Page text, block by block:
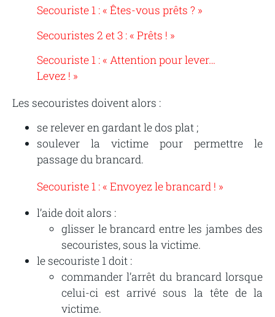
Secouriste 1 : « Êtes-vous prêts ? »
Secouristes 2 et 3 : « Prêts ! »
Secouriste 1 : « Attention pour lever…
Levez ! »
Les secouristes doivent alors :
se relever en gardant le dos plat ;
soulever la victime pour permettre le
passage du brancard.
Secouriste 1 : « Envoyez le brancard ! »
l’aide doit alors :
glisser le brancard entre les jambes des
secouristes, sous la victime.
le secouriste 1 doit :
commander l’arrêt du brancard lorsque
celui-ci est arrivé sous la tête de la
victime.